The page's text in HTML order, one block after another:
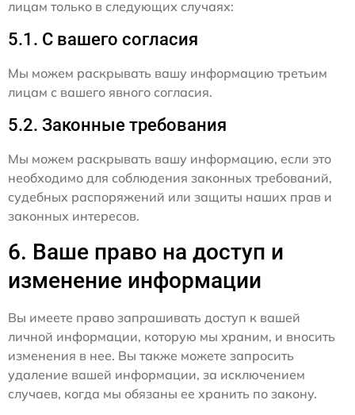
лицам только в следующих случаях:
5.1. С вашего согласия
Мы можем раскрывать вашу информацию третьим
лицам с вашего явного согласия.
5.2. Законные требования
Мы можем раскрывать вашу информацию, если это
необходимо для соблюдения законных требований,
судебных распоряжений или защиты наших прав и
законных интересов.
6. Ваше право на доступ и
изменение информации
Вы имеете право запрашивать доступ к вашей
личной информации, которую мы храним, и вносить
изменения в нее. Вы также можете запросить
удаление вашей информации, за исключением
случаев, когда мы обязаны ее хранить по закону.